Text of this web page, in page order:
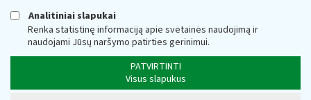
Analitiniai slapukai
Renka statistinę informaciją apie svetainės naudojimą ir
naudojami Jūsų naršymo patirties gerinimui.
PATVIRTINTI
Visus slapukus